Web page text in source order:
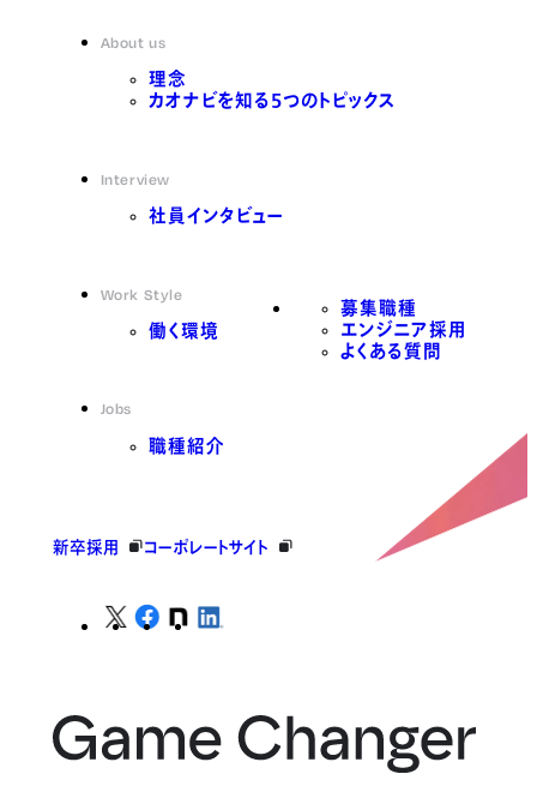
About us
理念
カオナビを知る5つのトピックス
Interview
社員インタビュー
Work Style
働く環境
Jobs
職種紹介
募集職種
エンジニア採用
よくある質問
新卒採用 コーポレートサイト